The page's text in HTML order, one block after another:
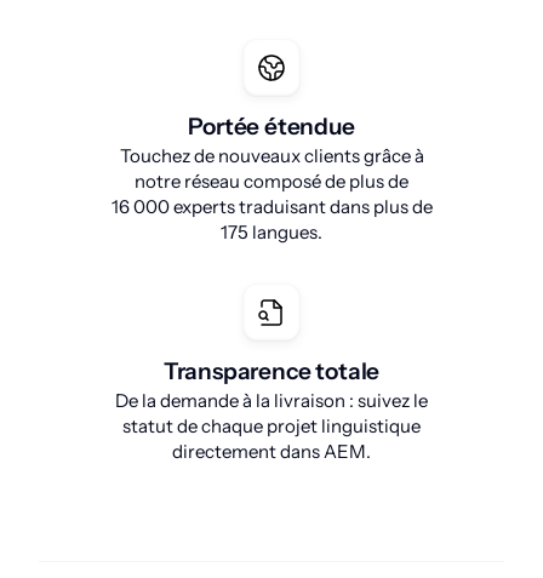
Portée étendue
Touchez de nouveaux clients grâce à
notre réseau composé de plus de
16 000 experts traduisant dans plus de
175 langues.
Transparence totale
De la demande à la livraison : suivez le
statut de chaque projet linguistique
directement dans AEM.